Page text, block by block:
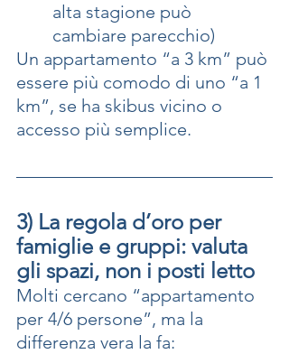
alta stagione può
cambiare parecchio)
Un appartamento “a 3 km” può
essere più comodo di uno “a 1
km”, se ha skibus vicino o
accesso più semplice.
3) La regola d’oro per
famiglie e gruppi: valuta
gli spazi, non i posti letto
Molti cercano “appartamento
per 4/6 persone”, ma la
differenza vera la fa: